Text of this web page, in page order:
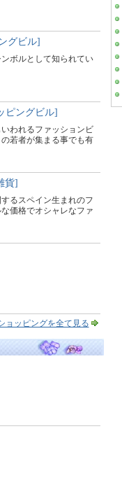
グビル]
ボルとして知られてい
ピングビル]
われるファッションビ
若者が集まる事でも有
貨]
るスペイン生まれのフ
価格でオシャレなファ
ョッピングを全て見る